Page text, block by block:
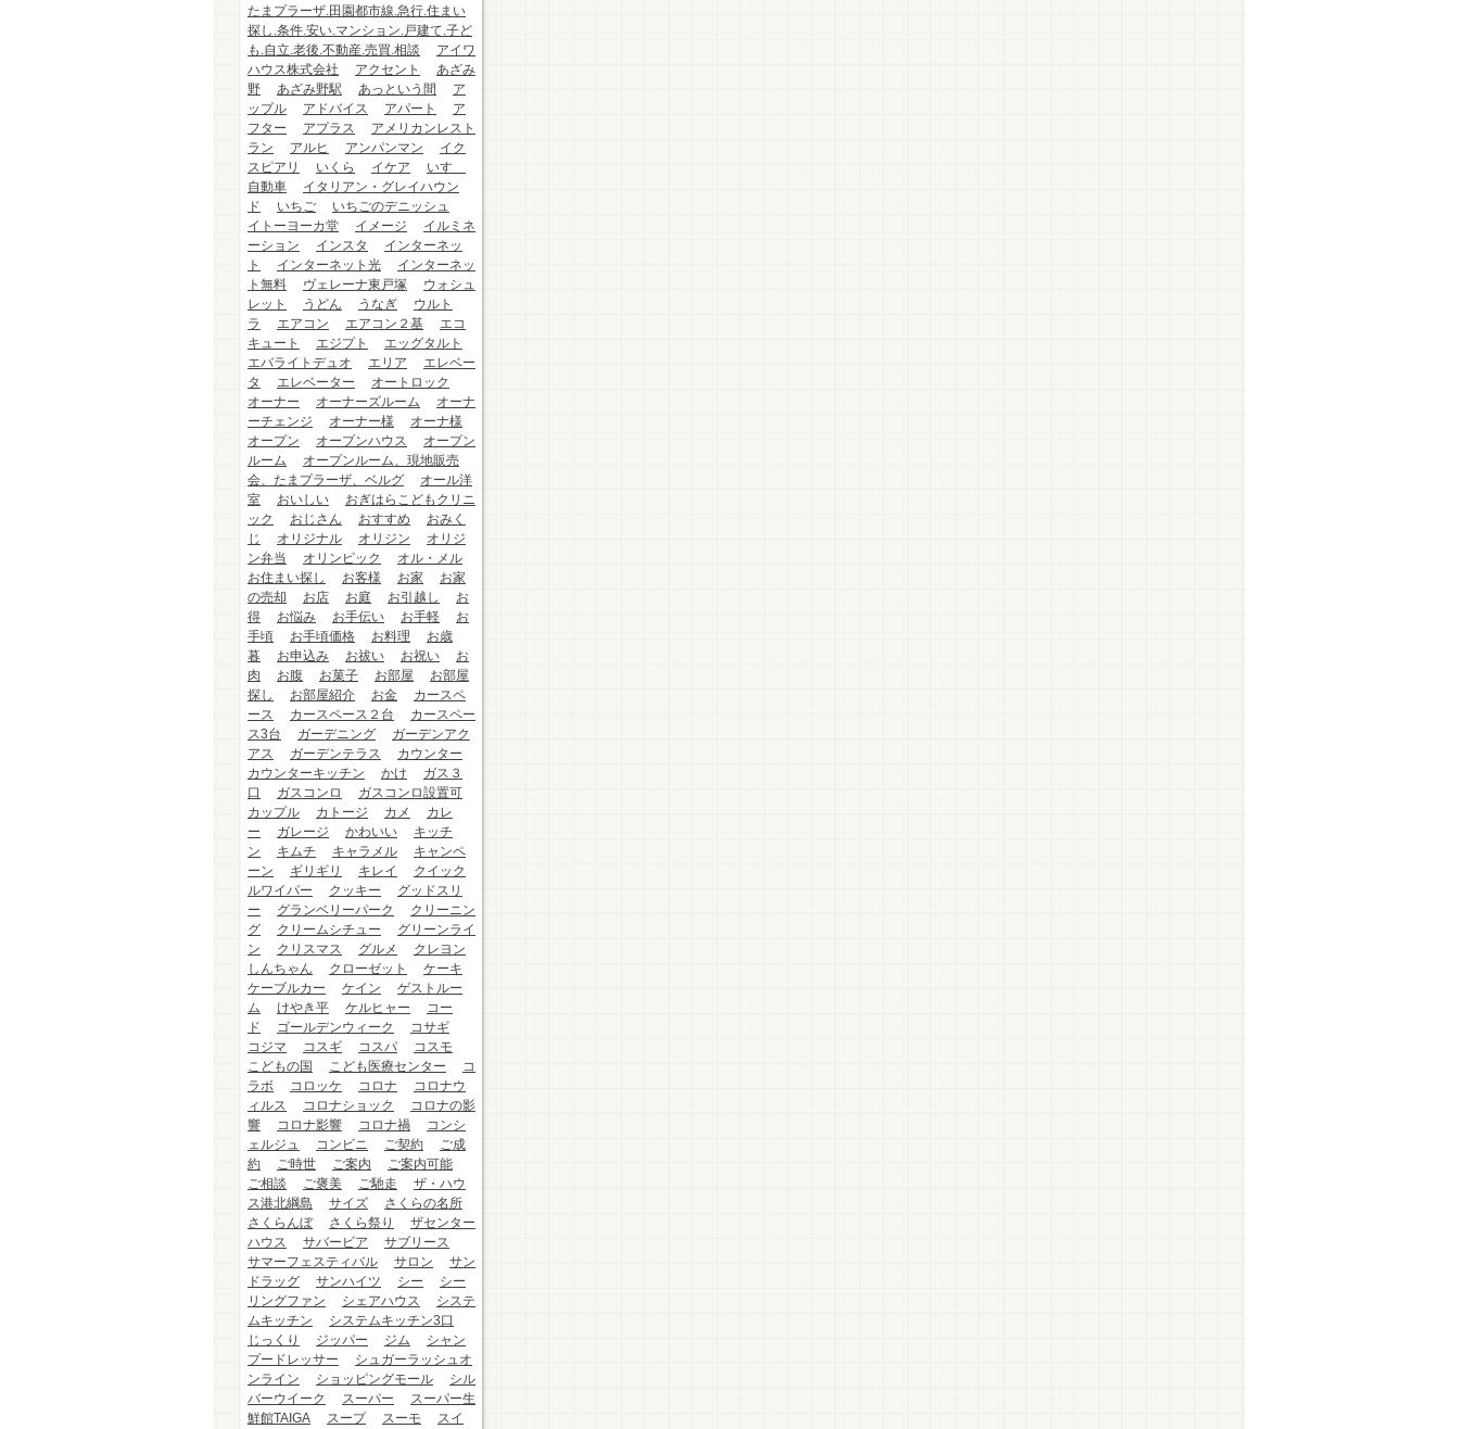
たまプラーザ.田園都市線.急行.住まい
探し.条件.安い.マンション.戸建て.子ど
も.自立.老後.不動産.売買.相談
アイワ
ハウス株式会社
アクセント
あざみ
野
あざみ野駅 あっという間
ア
ップル
アドバイス アパート
ア
フター
アプラス
アメリカンレスト
ラン
アルヒ アンパンマン
イク
スピアリ
いくら イケア
いすゞ
自動車
イタリアン・グレイハウン
ド
いちご
いちごのデニッシュ
イトーヨーカ堂
イメージ
イルミネ
ーション
インスタ
インターネッ
ト
インターネット光
インターネッ
ト無料
ヴェレーナ東戸塚
ウォシュ
レット
うどん うなぎ
ウルト
ラ
エアコン エアコン２基
エコ
キュート
エジプト
エッグタルト
エバライトデュオ
エリア
エレベー
タ
エレベーター
オートロック
オーナー
オーナーズルーム
オーナ
ーチェンジ
オーナー様
オーナ様
オープン
オープンハウス
オープン
ルーム
オープンルーム、現地販売
会、たまプラーザ、ベルグ
オール洋
室
おいしい
おぎはらこどもクリニ
ック
おじさん おすすめ
おみく
じ
オリジナル オリジン
オリジ
ン弁当
オリンピック
オル・メル
お住まい探し
お客様 お家
お家
の売却
お店 お庭 お引越し
お
得
お悩み お手伝い お手軽
お
手頃
お手頃価格 お料理
お歳
暮
お申込み お祓い お祝い
お
肉
お腹 お菓子 お部屋
お部屋
探し
お部屋紹介 お金
カースペ
ース
カースペース２台
カースペー
ス3台
ガーデニング
ガーデンアク
アス
ガーデンテラス
カウンター
カウンターキッチン
かけ
ガス３
口
ガスコンロ
ガスコンロ設置可
カップル
カトージ カメ
カレ
ー
ガレージ かわいい
キッチ
ン
キムチ キャラメル
キャンペ
ーン
ギリギリ キレイ
クイック
ルワイパー
クッキー
グッドスリ
ー
グランベリーパーク
クリーニン
グ
クリームシチュー
グリーンライ
ン
クリスマス グルメ
クレヨン
しんちゃん
クローゼット
ケーキ
ケーブルカー
ケイン
ゲストルー
ム
けやき平 ケルヒャー
コー
ド
ゴールデンウィーク
コサギ
コジマ
コスギ コスパ
コスモ
こどもの国
こども医療センター
コ
ラボ
コロッケ コロナ
コロナウ
ィルス
コロナショック
コロナの影
響
コロナ影響 コロナ禍
コンシ
ェルジュ
コンビニ ご契約
ご成
約
ご時世 ご案内
ご案内可能
ご相談
ご褒美 ご馳走
ザ・ハウ
ス港北綱島
サイズ
さくらの名所
さくらんぼ
さくら祭り
ザセンター
ハウス
サバービア
サブリース
サマーフェスティバル
サロン
サン
ドラッグ
サンハイツ シー
シー
リングファン
シェアハウス
システ
ムキッチン
システムキッチン3口
じっくり
ジッパー ジム
シャン
プードレッサー
シュガーラッシュオ
ンライン
ショッピングモール
シル
バーウイーク
スーパー
スーパー生
鮮館TAIGA
スープ スーモ
スイ